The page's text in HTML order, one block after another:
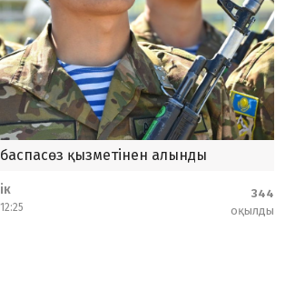
қызметінен алынды
344
оқылды